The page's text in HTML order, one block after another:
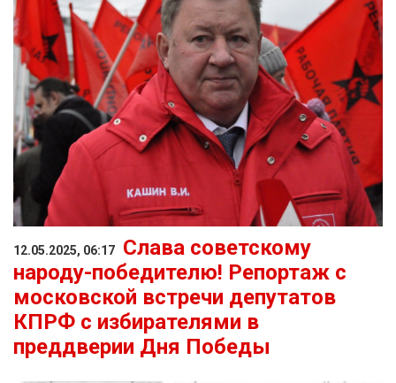
12.05.2025, 06:17
Слава советскому
народу-победителю! Репортаж с
московской встречи депутатов
КПРФ с избирателями в
преддверии Дня Победы